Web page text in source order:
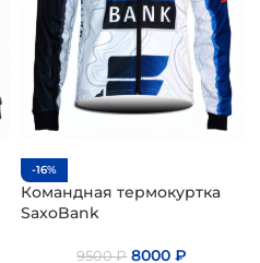
-16%
Командная термокуртка
SaxoBank
9500₽ 8000₽